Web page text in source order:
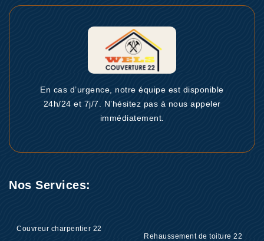
En cas d’urgence, notre équipe est disponible
24h/24 et 7j/7. N’hésitez pas à nous appeler
immédiatement.
Nos Services:
Couvreur charpentier 22
Rehaussement de toiture 22